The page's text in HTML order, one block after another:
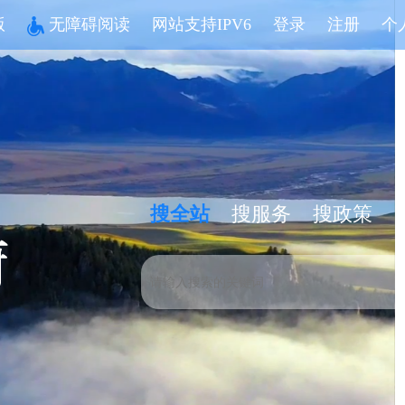
无障碍阅读 网站支持IPV6 登录 注册 个
搜全站 搜服务 搜政策